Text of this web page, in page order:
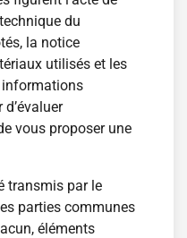
du
la notice
utilisés et les
informations
vous proposer une
transmis par le
parties communes
éléments